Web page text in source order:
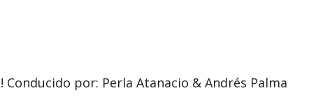
Conducido por: Perla Atanacio & Andrés Palma